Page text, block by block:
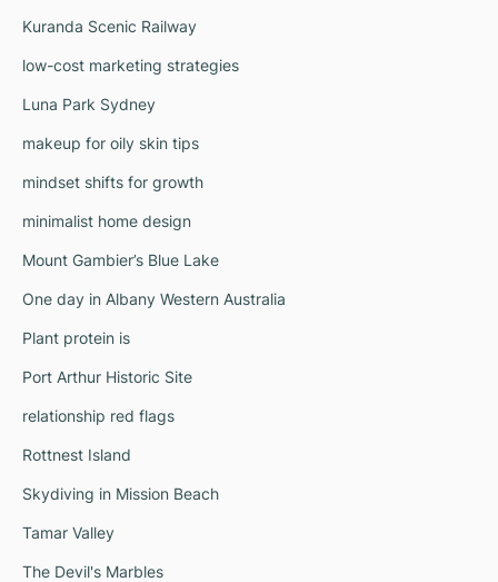
Kuranda Scenic Railway
low-cost marketing strategies
Luna Park Sydney
makeup for oily skin tips
mindset shifts for growth
minimalist home design
Mount Gambier’s Blue Lake
One day in Albany Western Australia
Plant protein is
Port Arthur Historic Site
relationship red flags
Rottnest Island
Skydiving in Mission Beach
Tamar Valley
The Devil's Marbles